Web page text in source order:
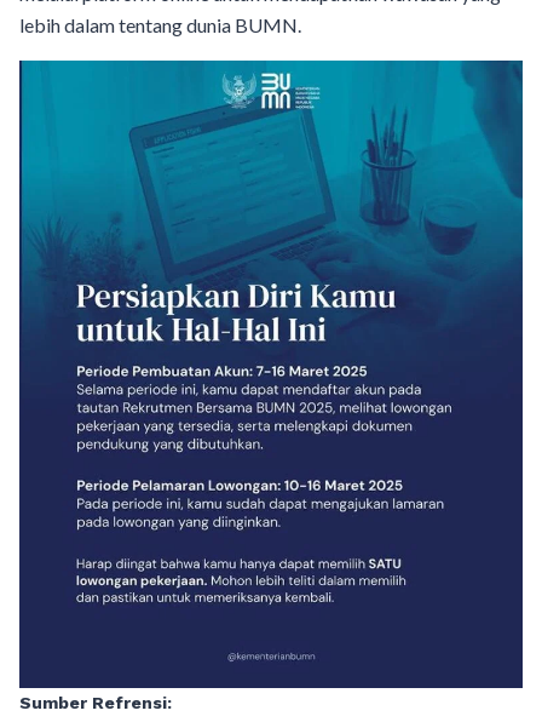
lebih dalam tentang dunia BUMN.
Sumber Refrensi: